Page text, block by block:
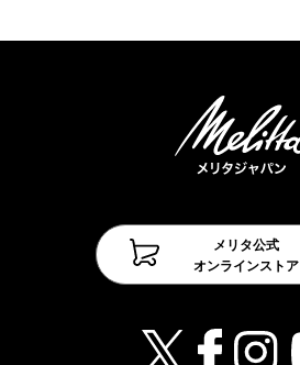
メリタ公式
オンラインストア